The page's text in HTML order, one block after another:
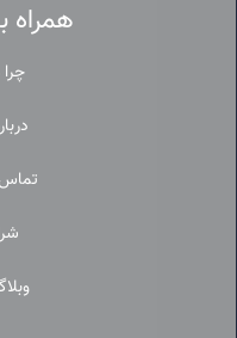
همراه